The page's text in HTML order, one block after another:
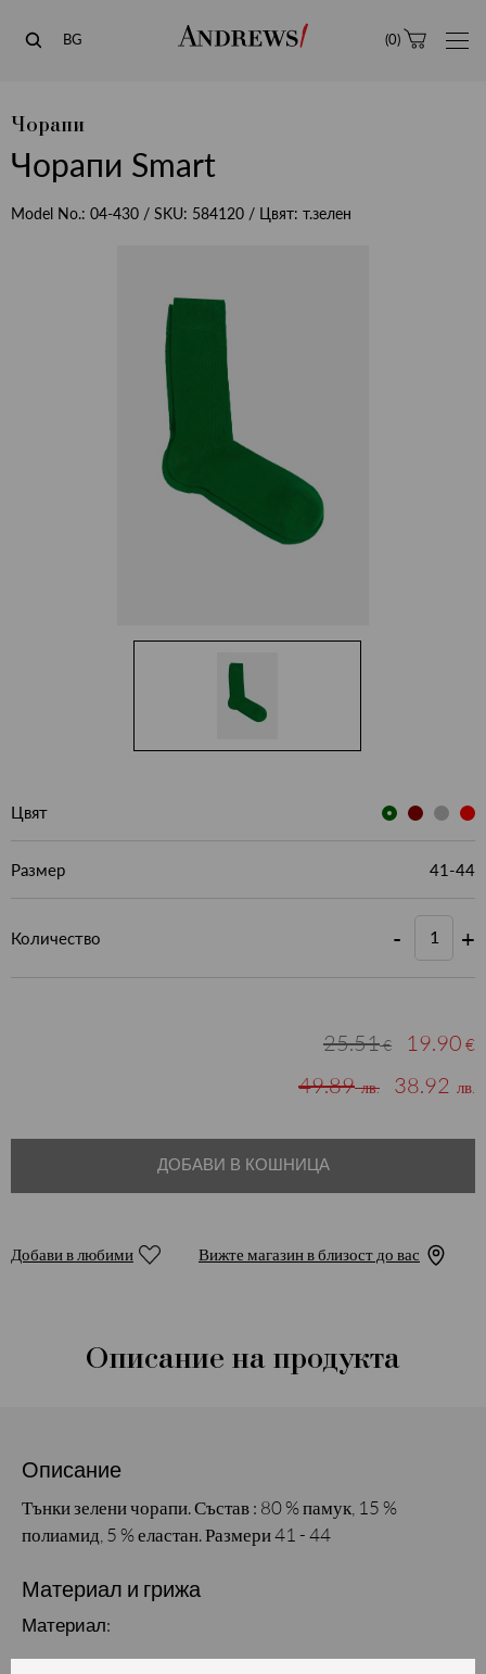
Andrews
BG (0)
Чорапи
Чорапи Smart
Model No.: 04-430 / SKU: 584120 / Цвят: т.зелен
Цвят
Размер 41-44
Количество - +
25.51€ 19.90 €
49.89лв. 38.92 лв.
ДОБАВИ В КОШНИЦА
Добави в любими Вижте магазин в близост до вас
Описание на продукта
Описание
Тънки зелени чорапи. Състав : 80 % памук, 15 %
полиамид, 5 % еластан. Размери 41 - 44
Материал и грижа
Материал: